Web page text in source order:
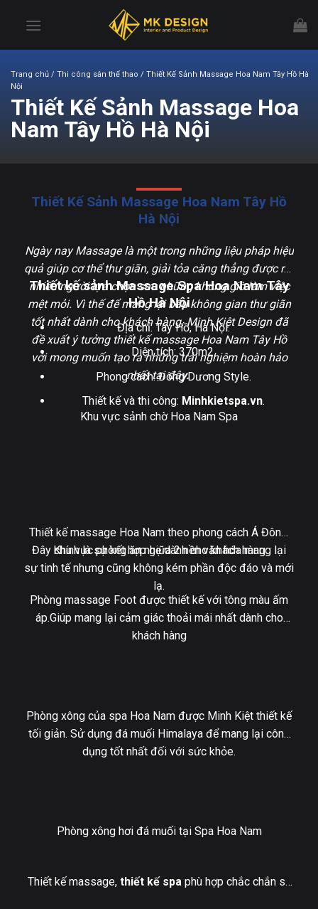
Trang chủ / Thi công sân thể thao / Thiết Kế Sảnh Massage Hoa Nam Tây Hồ Hà
Nội
Thiết Kế Sảnh Massage Hoa
Nam Tây Hồ Hà Nội
Thiết Kế Sảnh Massage Hoa Nam Tây Hồ
Hà Nội
Ngày nay Massage là một trong những liệu pháp hiệu
quả giúp cơ thể thư giãn, giải tỏa căng thẳng được rất
nhiều người lựa chọn sau những khung giờ làm việc
mệt mỏi. Vì thế để mang lại bầu không gian thư giãn
tốt nhất dành cho khách hàng. Minh Kiệt Design đã
đề xuất ý tưởng thiết kế massage Hoa Nam Tây Hồ
với mong muốn tạo ra những trải nghiệm hoàn hảo
nhất tại đây.
Thiết kế sảnh Massage Spa Hoa Nam Tây
Hồ Hà Nội
Địa chỉ: Tây Hồ, Hà Nội.
Diện tích: 370m2.
Phong cách: Đông Dương Style.
Thiết kế và thi công: Minhkietspa.vn.
Khu vực sảnh chờ Hoa Nam Spa
Thiết kế massage Hoa Nam theo phong cách Á Đông.
Đây chính là sự kết hợp giữa 2 nền văn hóa mang lại
sự tinh tế nhưng cũng không kém phần độc đáo và mới
lạ.
Khu vực phòng ăn nhẹ dành cho khách hàng
Phòng massage Foot được thiết kế với tông màu ấm
áp.Giúp mang lại cảm giác thoải mái nhất dành cho
khách hàng
Phòng xông của spa Hoa Nam được Minh Kiệt thiết kế
tối giản. Sử dụng đá muối Himalaya để mang lại công
dụng tốt nhất đối với sức khỏe.
Phòng xông hơi đá muối tại Spa Hoa Nam
Thiết kế massage, thiết kế spaphù hợp chắc chắn sẽ